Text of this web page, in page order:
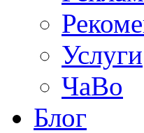
Услуги
ЧаВо
Блог